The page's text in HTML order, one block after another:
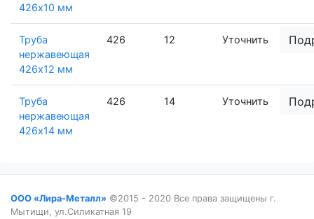
426х10 мм
Труба
нержавеющая
426х12 мм
426 12 Уточнить
Труба
нержавеющая
426х14 мм
426 14 Уточнить
ООО «Лира-Металл» ©2015 - 2020 Все права защищены г.
Мытищи, ул.Силикатная 19